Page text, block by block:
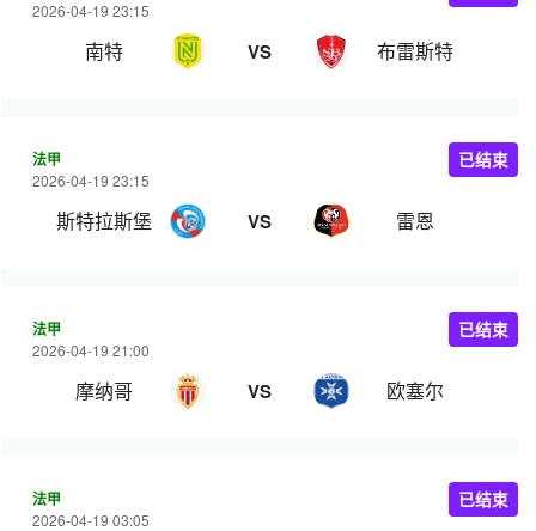
2026-04-19 23:15
南特 VS 布雷斯特
法甲
2026-04-19 23:15
斯特拉斯堡 VS 雷恩
已结束
法甲
2026-04-19 21:00
摩纳哥 VS 欧塞尔
已结束
法甲
2026-04-19 03:05
已结束